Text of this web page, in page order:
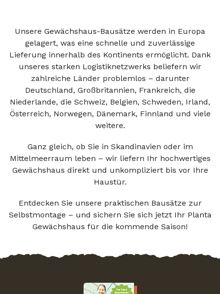
Unsere Gewächshaus-Bausätze werden in Europa
gelagert, was eine schnelle und zuverlässige
Lieferung innerhalb des Kontinents ermöglicht. Dank
unseres starken Logistiknetzwerks beliefern wir
zahlreiche Länder problemlos – darunter
Deutschland, Großbritannien, Frankreich, die
Niederlande, die Schweiz, Belgien, Schweden, Irland,
Österreich, Norwegen, Dänemark, Finnland und viele
weitere.
Ganz gleich, ob Sie in Skandinavien oder im
Mittelmeerraum leben – wir liefern Ihr hochwertiges
Gewächshaus direkt und unkompliziert bis vor Ihre
Haustür.
Entdecken Sie unsere praktischen Bausätze zur
Selbstmontage – und sichern Sie sich jetzt Ihr Planta
Gewächshaus für die kommende Saison!